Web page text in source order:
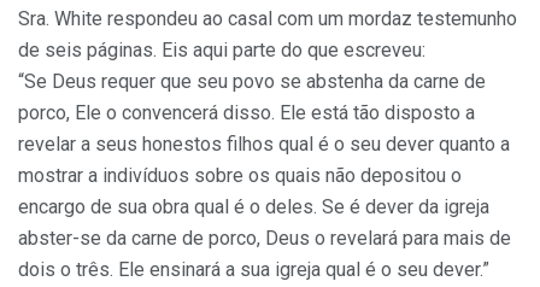
Sra. White respondeu ao casal com um mordaz testemunho
de seis páginas. Eis aqui parte do que escreveu:
“Se Deus requer que seu povo se abstenha da carne de
porco, Ele o convencerá disso. Ele está tão disposto a
revelar a seus honestos filhos qual é o seu dever quanto a
mostrar a indivíduos sobre os quais não depositou o
encargo de sua obra qual é o deles. Se é dever da igreja
abster-se da carne de porco, Deus o revelará para mais de
dois o três. Ele ensinará a sua igreja qual é o seu dever.”